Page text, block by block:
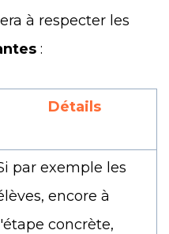
à respecter les
:
Détails
par exemple les
encore à
concrète,